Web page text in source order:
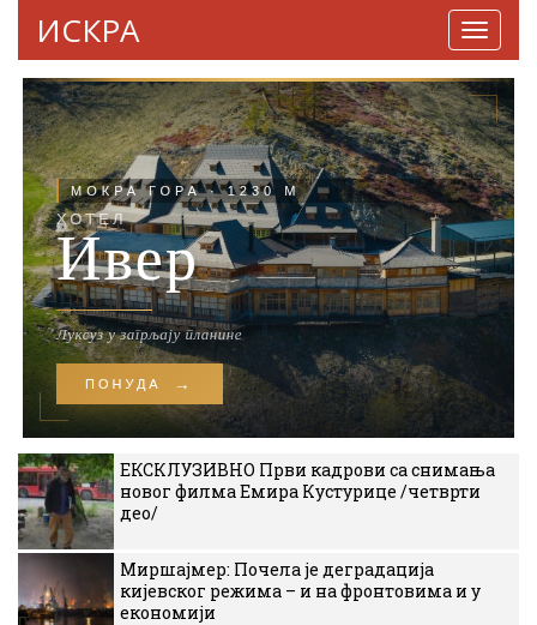
ИСКРА
ЕКСКЛУЗИВНО Први кадрови са снимања
новог филма Емира Кустурице /четврти
део/
Миршајмер: Почела је деградација
кијевског режима – и на фронтовима и у
економији